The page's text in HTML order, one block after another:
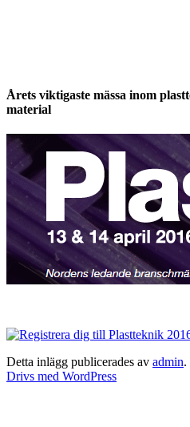
Årets viktigaste mässa inom
material
Detta inlägg publicerades av admin.
Drivs med WordPress